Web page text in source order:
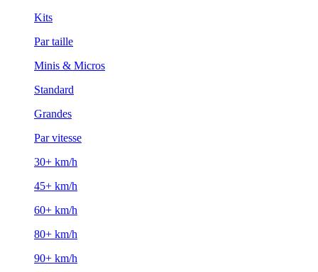
Kits
Par taille
Minis & Micros
Standard
Grandes
Par vitesse
30+ km/h
45+ km/h
60+ km/h
80+ km/h
90+ km/h